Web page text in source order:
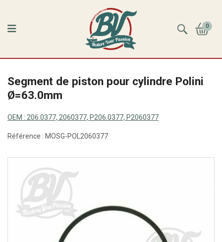
0
Segment de piston pour cylindre Polini
Ø=63.0mm
OEM : 206.0377, 2060377, P206.0377, P2060377
Référence : MOSG-POL2060377